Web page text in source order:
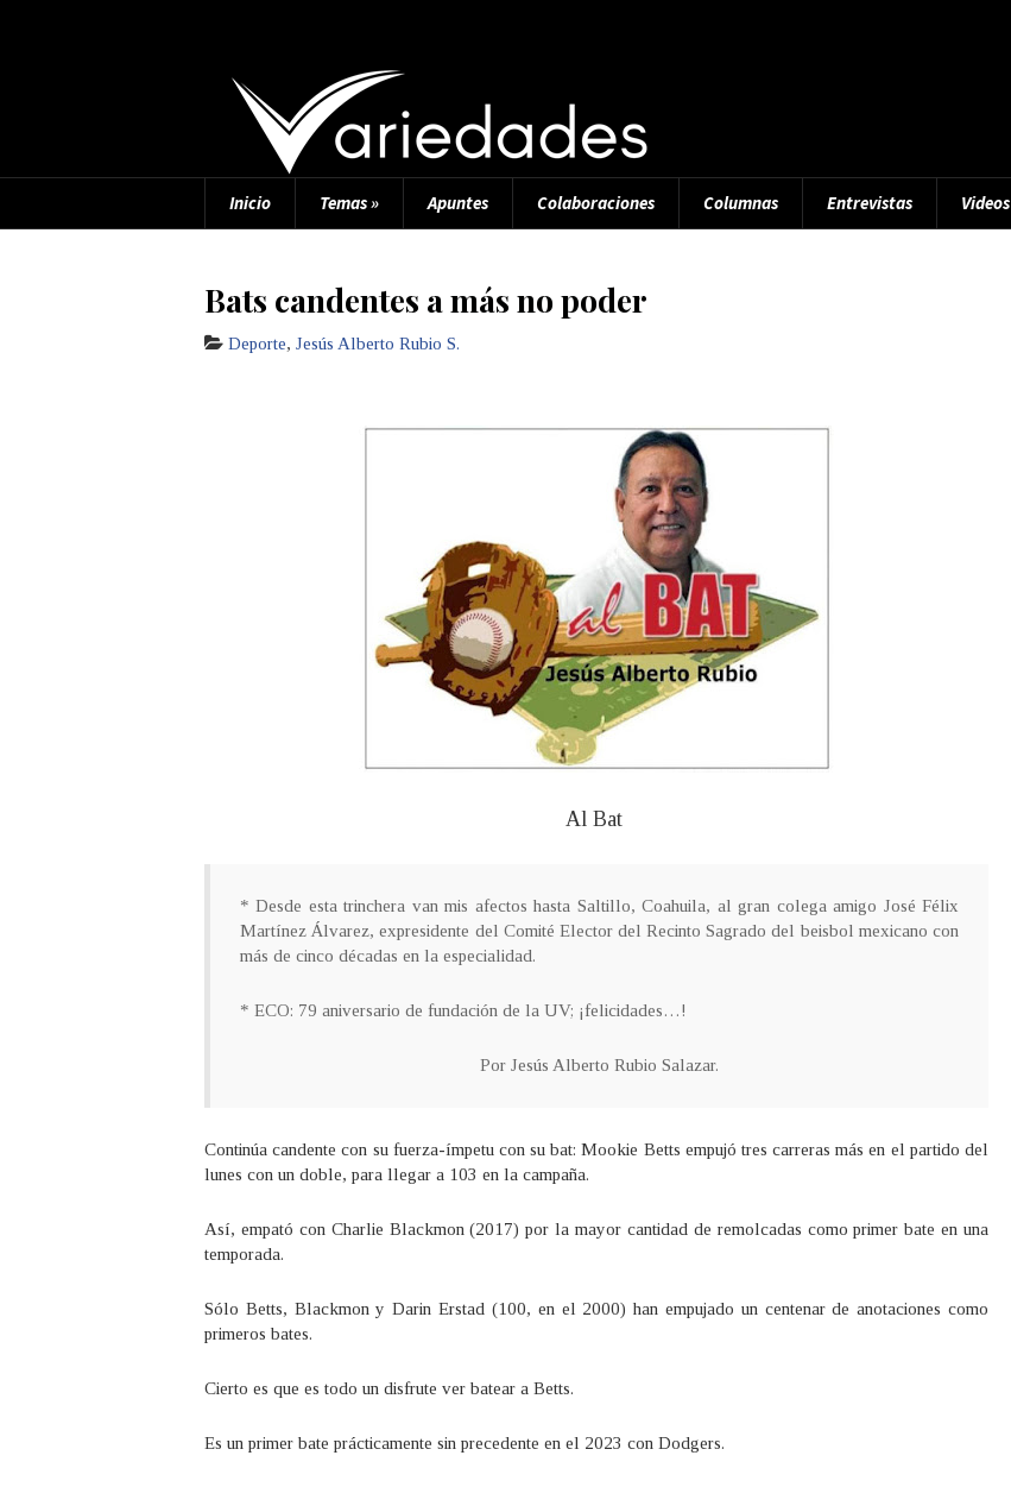
Inicio Temas» Apuntes Colaboraciones Columnas Entrevistas Videos
Bats candentes a más no poder
Deporte, Jesús Alberto Rubio S.
Al Bat
* Desde esta trinchera van mis afectos hasta Saltillo, Coahuila, al gran colega amigo José Félix
Martínez Álvarez, expresidente del Comité Elector del Recinto Sagrado del beisbol mexicano con
más de cinco décadas en la especialidad.
* ECO: 79 aniversario de fundación de la UV; ¡felicidades…!
Por Jesús Alberto Rubio Salazar.
Continúa candente con su fuerza-ímpetu con su bat: Mookie Betts empujó tres carreras más en el partido del
lunes con un doble, para llegar a 103 en la campaña.
Así, empató con Charlie Blackmon (2017) por la mayor cantidad de remolcadas como primer bate en una
temporada.
Sólo Betts, Blackmon y Darin Erstad (100, en el 2000) han empujado un centenar de anotaciones como
primeros bates.
Cierto es que es todo un disfrute ver batear a Betts.
Es un primer bate prácticamente sin precedente en el 2023 con Dodgers.